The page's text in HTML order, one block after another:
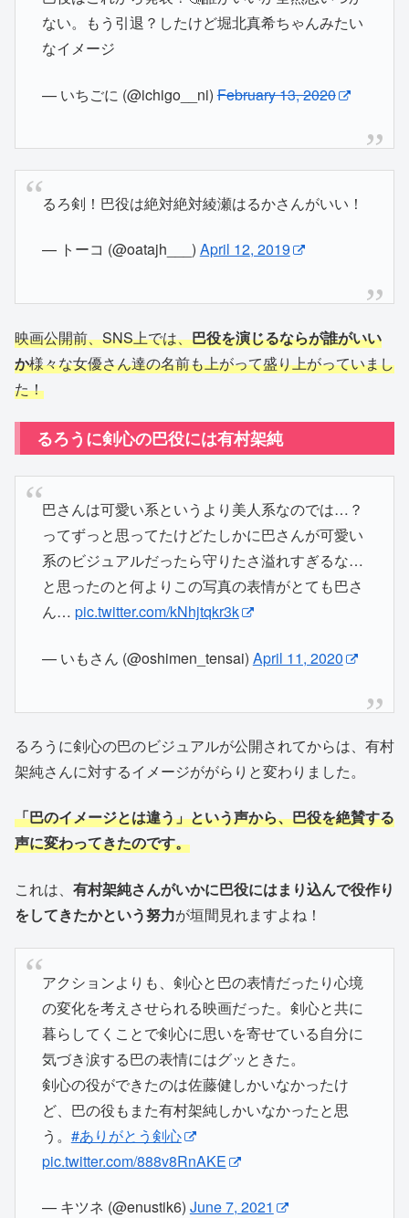
ない。もう引退？したけど堀北真希ちゃんみたい
なイメージ
— いちごに (@ichigo__ni)February 13, 2020
るろ剣！巴役は絶対絶対綾瀬はるかさんがいい！
— トーコ (@oatajh___) April 12, 2019
映画公開前、SNS上では、巴役を演じるならが誰がいい
か様々な女優さん達の名前も上がって盛り上がっていまし
た！
るろうに剣心の巴役には有村架純
巴さんは可愛い系というより美人系なのでは…？
ってずっと思ってたけどたしかに巴さんが可愛い
系のビジュアルだったら守りたさ溢れすぎるな…
と思ったのと何よりこの写真の表情がとても巴さ
ん… pic.twitter.com/kNhjtqkr3k
— いもさん (@oshimen_tensai) April 11, 2020
るろうに剣心の巴のビジュアルが公開されてからは、有村
架純さんに対するイメージががらりと変わりました。
「巴のイメージとは違う」という声から、巴役を絶賛する
声に変わってきたのです。
これは、 有村架純さんがいかに巴役にはまり込んで役作り
をしてきたかという努力が垣間見れますよね！
アクションよりも、剣心と巴の表情だったり心境
の変化を考えさせられる映画だった。剣心と共に
暮らしてくことで剣心に思いを寄せている自分に
気づき涙する巴の表情にはグッときた。
剣心の役ができたのは佐藤健しかいなかったけ
ど、巴の役もまた有村架純しかいなかったと思
う。 #ありがとう剣心
pic.twitter.com/888v8RnAKE
— キツネ (@enustik6) June 7, 2021